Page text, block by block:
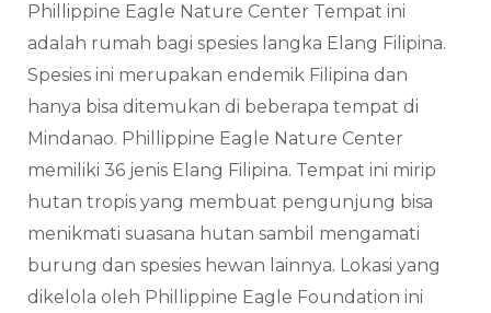
Phillippine Eagle Nature Center Tempat ini
adalah rumah bagi spesies langka Elang Filipina.
Spesies ini merupakan endemik Filipina dan
hanya bisa ditemukan di beberapa tempat di
Mindanao. Phillippine Eagle Nature Center
memiliki 36 jenis Elang Filipina. Tempat ini mirip
hutan tropis yang membuat pengunjung bisa
menikmati suasana hutan sambil mengamati
burung dan spesies hewan lainnya. Lokasi yang
dikelola oleh Phillippine Eagle Foundation ini